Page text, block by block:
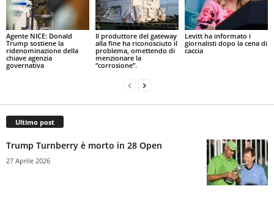
Agente NICE: Donald
Trump sostiene la
ridenominazione della
chiave agenzia
governativa
Il produttore del gateway
alla fine ha riconosciuto il
problema, omettendo di
menzionare la
“corrosione”.
Levitt ha informato i
giornalisti dopo la cena di
caccia
Ultimo post
Trump Turnberry è morto in 28 Open
27 Aprile 2026